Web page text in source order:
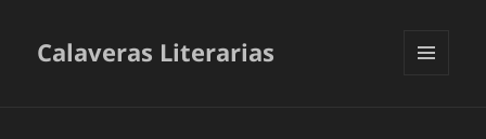
Calaveras Literarias